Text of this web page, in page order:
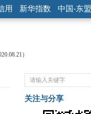
用 新华指数 中国-东盟
）
关注与分享